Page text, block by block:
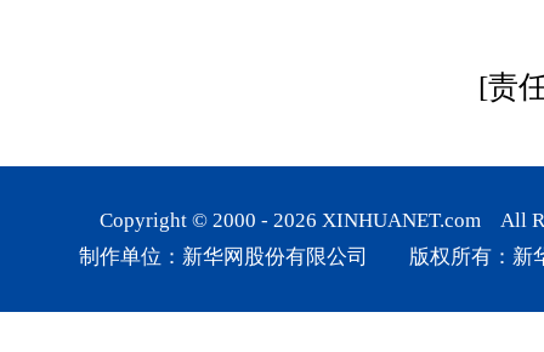
[责
Copyright © 2000 - 2026 XINHUANET.com All
制作单位：新华网股份有限公司 版权所有：新